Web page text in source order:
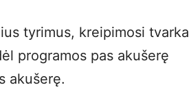
tyrimus, kreipimosi tvarka
programos pas akušerę
akušerę.